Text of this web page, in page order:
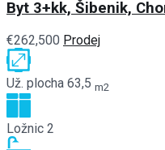
Byt 3+kk, Šibenik,
€262,500 Prodej
Už. plocha 63,5 m2
Ložnic 2